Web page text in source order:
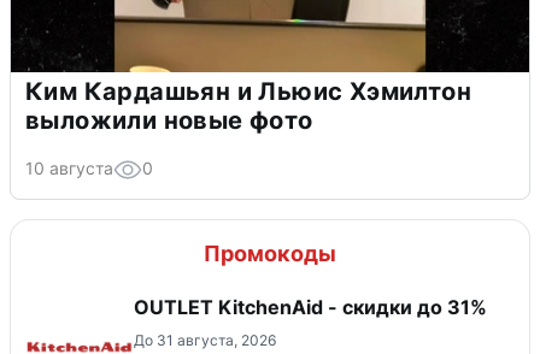
Ким Кардашьян и Льюис Хэмилтон
выложили новые фото
10 августа 0
Промокоды
OUTLET KitchenAid - скидки до 31%
До 31 августа, 2026